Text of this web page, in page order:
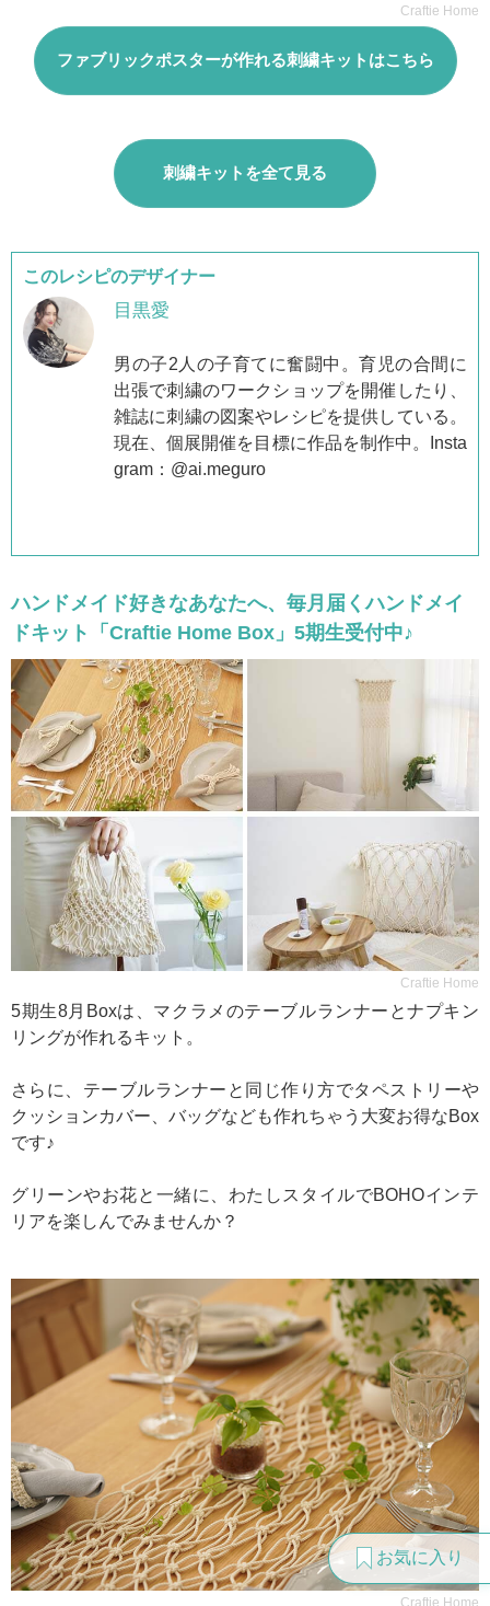
Craftie Home
ファブリックポスターが作れる刺繍キットはこちら
刺繍キットを全て見る
このレシピのデザイナー
目黒愛
男の子2人の子育てに奮闘中。育児の合間に
出張で刺繍のワークショップを開催したり、
雑誌に刺繍の図案やレシピを提供している。
現在、個展開催を目標に作品を制作中。Insta
gram： @ai.meguro
ハンドメイド好きなあなたへ、毎月届くハンドメイ
ドキット「Craftie Home Box」5期生受付中♪
Craftie Home
5期生8月Boxは、マクラメのテーブルランナーとナプキン
リングが作れるキット。
さらに、テーブルランナーと同じ作り方でタペストリーや
クッションカバー、バッグなども作れちゃう大変お得なBox
です♪
グリーンやお花と一緒に、わたしスタイルでBOHOインテ
リアを楽しんでみませんか？
お気に入り